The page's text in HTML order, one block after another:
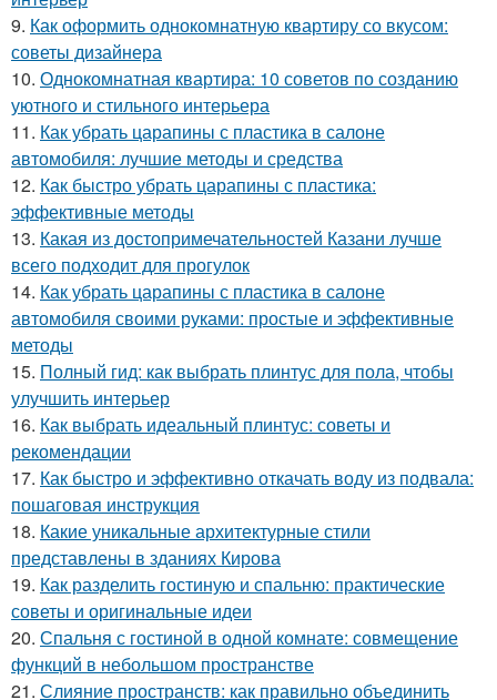
9. Как оформить однокомнатную квартиру со вкусом:
советы дизайнера
10. Однокомнатная квартира: 10 советов по созданию
уютного и стильного интерьера
11. Как убрать царапины с пластика в салоне
автомобиля: лучшие методы и средства
12. Как быстро убрать царапины с пластика:
эффективные методы
13. Какая из достопримечательностей Казани лучше
всего подходит для прогулок
14. Как убрать царапины с пластика в салоне
автомобиля своими руками: простые и эффективные
методы
15. Полный гид: как выбрать плинтус для пола, чтобы
улучшить интерьер
16. Как выбрать идеальный плинтус: советы и
рекомендации
17. Как быстро и эффективно откачать воду из подвала:
пошаговая инструкция
18. Какие уникальные архитектурные стили
представлены в зданиях Кирова
19. Как разделить гостиную и спальню: практические
советы и оригинальные идеи
20. Спальня с гостиной в одной комнате: совмещение
функций в небольшом пространстве
21. Слияние пространств: как правильно объединить